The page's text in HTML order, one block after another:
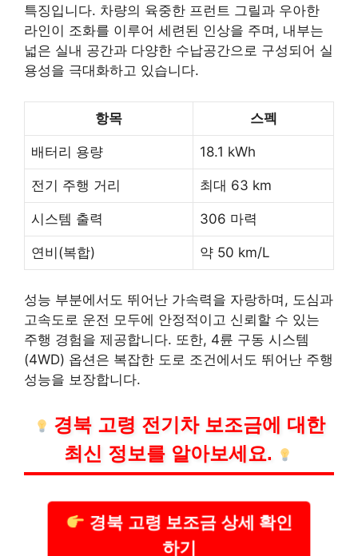
특징입니다. 차량의 육중한 프런트 그릴과 우아한
라인이 조화를 이루어 세련된 인상을 주며, 내부는
넓은 실내 공간과 다양한 수납공간으로 구성되어 실
용성을 극대화하고 있습니다.
항목 스펙
배터리 용량 18.1 kWh
전기 주행 거리 최대 63 km
시스템 출력 306 마력
연비(복합) 약 50 km/L
성능 부분에서도 뛰어난 가속력을 자랑하며, 도심과
고속도로 운전 모두에 안정적이고 신뢰할 수 있는
주행 경험을 제공합니다. 또한, 4륜 구동 시스템
(4WD) 옵션은 복잡한 도로 조건에서도 뛰어난 주행
성능을 보장합니다.
경북 고령 전기차 보조금에 대한
최신 정보를 알아보세요.
경북 고령 보조금 상세 확인
하기